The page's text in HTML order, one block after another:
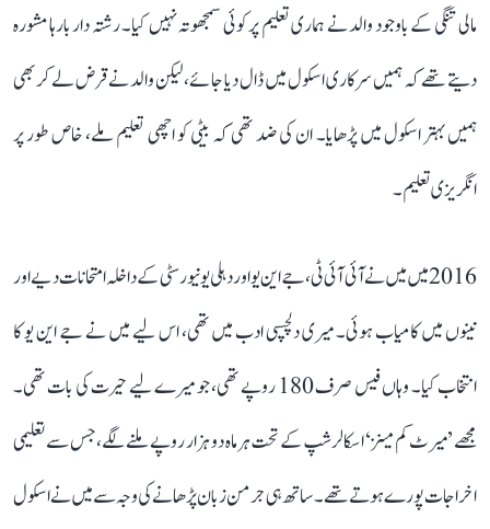
مالی تنگی کے باوجود والد نے ہماری تعلیم پر کوئی سمجھوتہ نہیں کیا۔ رشتہ دار بارہا مشورہ
دیتے تھے کہ ہمیں سرکاری اسکول میں ڈال دیا جائے، لیکن والد نے قرض لے کر بھی
ہمیں بہتر اسکول میں پڑھایا۔ ان کی ضد تھی کہ بیٹی کو اچھی تعلیم ملے، خاص طور پر
انگریزی تعلیم۔
2016 میں میں نے آئی آئی ٹی، جے این یو اور دہلی یونیورسٹی کے داخلہ امتحانات دیے اور
تینوں میں کامیاب ہوئی۔ میری دلچسپی ادب میں تھی، اس لیے میں نے جے این یو کا
انتخاب کیا۔ وہاں فیس صرف 180 روپے تھی، جو میرے لیے حیرت کی بات تھی۔
مجھے ’میرٹ کم مینز‘ اسکالرشپ کے تحت ہر ماہ دو ہزار روپے ملنے لگے، جس سے تعلیمی
اخراجات پورے ہوتے تھے۔ ساتھ ہی جرمن زبان پڑھانے کی وجہ سے میں نے اسکول